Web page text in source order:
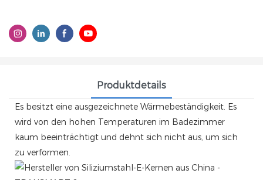
Produktdetails
Es besitzt eine ausgezeichnete Wärmebeständigkeit. Es
wird von den hohen Temperaturen im Badezimmer
kaum beeinträchtigt und dehnt sich nicht aus, um sich
zu verformen.